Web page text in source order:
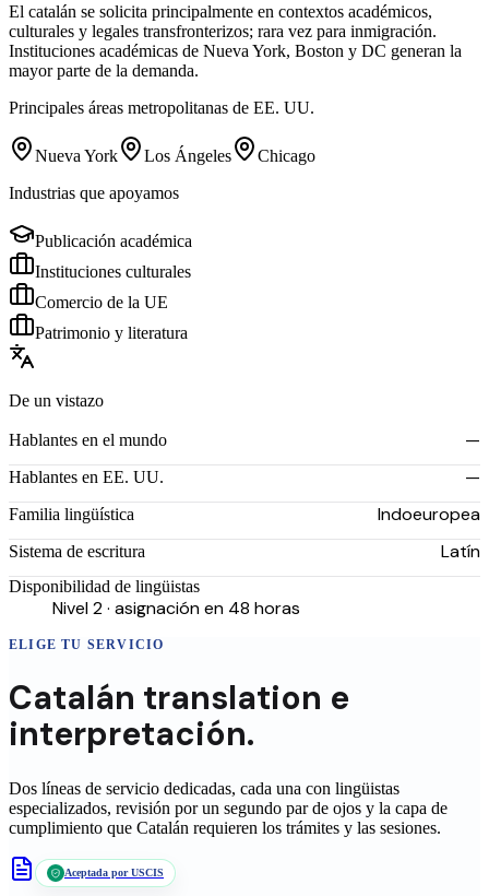
El catalán se solicita principalmente en contextos académicos,
culturales y legales transfronterizos; rara vez para inmigración.
Instituciones académicas de Nueva York, Boston y DC generan la
mayor parte de la demanda.
Principales áreas metropolitanas de EE. UU.
Nueva York Los Ángeles
Chicago
Industrias que apoyamos
Publicación académica
Instituciones culturales
Comercio de la UE
Patrimonio y literatura
De un vistazo
Hablantes en el mundo —
Hablantes en EE. UU. —
Familia lingüística Indoeuropea
Sistema de escritura Latín
Disponibilidad de lingüistas
Nivel 2 · asignación en 48 horas
ELIGE TU SERVICIO
Catalán translation e
interpretación.
Dos líneas de servicio dedicadas, cada una con lingüistas
especializados, revisión por un segundo par de ojos y la capa de
cumplimiento que Catalán requieren los trámites y las sesiones.
Aceptada por USCIS